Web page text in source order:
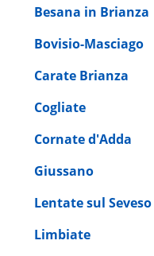
Besana in Brianza
Bovisio-Masciago
Carate Brianza
Cogliate
Cornate d'Adda
Giussano
Lentate sul Seveso
Limbiate